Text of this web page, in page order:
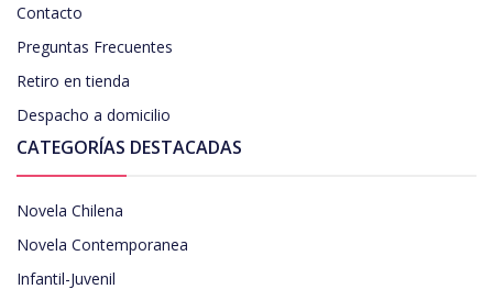
Contacto
Preguntas Frecuentes
Retiro en tienda
Despacho a domicilio
CATEGORÍAS DESTACADAS
Novela Chilena
Novela Contemporanea
Infantil-Juvenil